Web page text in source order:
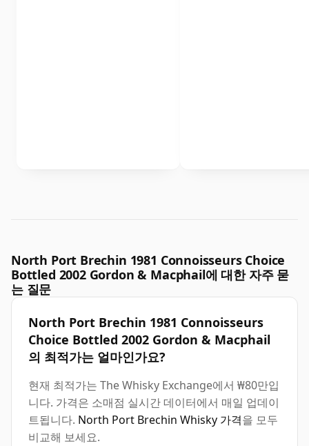
North Port Brechin 1981 Connoisseurs Choice
Bottled 2002 Gordon & Macphail에 대한 자주 묻
는 질문
North Port Brechin 1981 Connoisseurs
Choice Bottled 2002 Gordon & Macphail
의 최적가는 얼마인가요?
현재 최적가는 The Whisky Exchange에서 ₩80만입
니다. 가격은 소매점 실시간 데이터에서 매일 업데이
트됩니다. North Port Brechin Whisky 가격을 모두
비교해 보세요.